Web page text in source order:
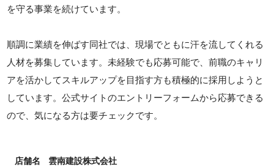
を守る事業を続けています。
順調に業績を伸ばす同社では、現場でともに汗を流してくれる
人材を募集しています。未経験でも応募可能で、前職のキャリ
アを活かしてスキルアップを目指す方も積極的に採用しようと
しています。公式サイトのエントリーフォームから応募できる
ので、気になる方は要チェックです。
店舗名 雲南建設株式会社